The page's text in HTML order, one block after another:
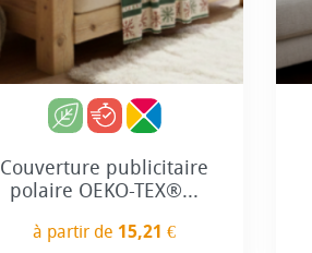
Couverture publicitaire
polaire OEKO-TEX®...
à partir de 15,21 €